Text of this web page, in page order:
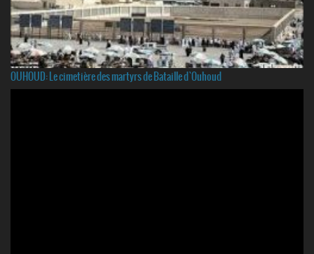
OUHOUD: Le cimetière des martyrs de Bataille d`Ouhoud